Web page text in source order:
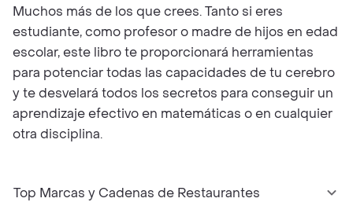
Muchos más de los que crees. Tanto si eres
estudiante, como profesor o madre de hijos en edad
escolar, este libro te proporcionará herramientas
para potenciar todas las capacidades de tu cerebro
y te desvelará todos los secretos para conseguir un
aprendizaje efectivo en matemáticas o en cualquier
otra disciplina.
Top Marcas y Cadenas de Restaurantes